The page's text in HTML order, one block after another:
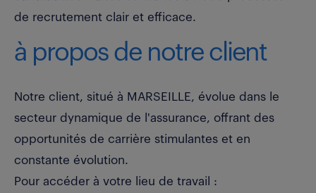
de recrutement clair et efficace.
à propos de notre client
Notre client, situé à MARSEILLE, évolue dans le
secteur dynamique de l'assurance, offrant des
opportunités de carrière stimulantes et en
constante évolution.
Pour accéder à votre lieu de travail :